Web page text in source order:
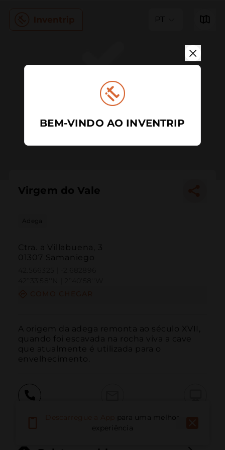
PT
Virgem do Vale
Adega
Ctra. a Villabuena, 3
01307 Samaniego
A origem da adega remonta ao século XVII,
quando foi escavada na rocha viva a cave
que atualmente é utilizada para o
envelhecimento.
E-mailpara uma melhor
experiência
BEM-VINDO AO INVENTRIP